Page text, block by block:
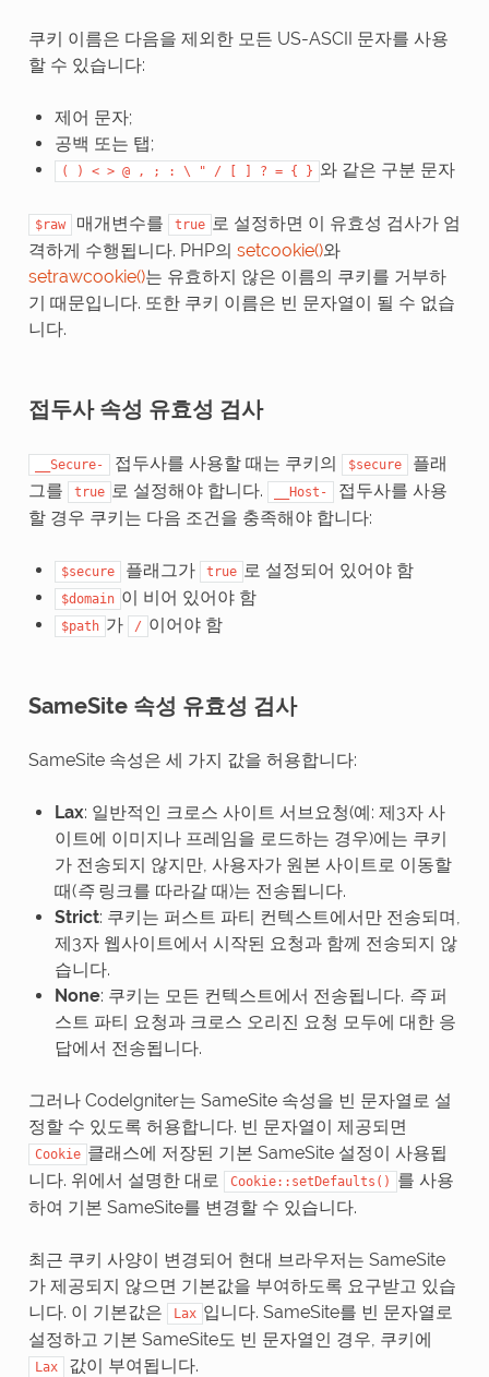
쿠키 이름은 다음을 제외한 모든 US-ASCII 문자를 사용
할 수 있습니다:
제어 문자;
공백 또는 탭;
( ) < > @ , ; : \ " / [ ] ? = { } 와 같은 구분 문자
$raw 매개변수를 true 로 설정하면 이 유효성 검사가 엄
격하게 수행됩니다. PHP의 setcookie()와
setrawcookie()는 유효하지 않은 이름의 쿠키를 거부하
기 때문입니다. 또한 쿠키 이름은 빈 문자열이 될 수 없습
니다.
접두사 속성 유효성 검사
__Secure- 접두사를 사용할 때는 쿠키의 $secure
플래
그를
true 로 설정해야 합니다. __Host-
접두사를 사용
할 경우 쿠키는 다음 조건을 충족해야 합니다:
$secure 플래그가 true 로 설정되어 있어야 함
$domain 이 비어 있어야 함
$path 가 / 이어야 함
SameSite 속성 유효성 검사
SameSite 속성은 세 가지 값을 허용합니다:
Lax: 일반적인 크로스 사이트 서브요청(예: 제3자 사
이트에 이미지나 프레임을 로드하는 경우)에는 쿠키
가 전송되지 않지만, 사용자가 원본 사이트로 이동할
때(즉링크를 따라갈 때)는 전송됩니다.
Strict: 쿠키는 퍼스트 파티 컨텍스트에서만 전송되며,
제3자 웹사이트에서 시작된 요청과 함께 전송되지 않
습니다.
None: 쿠키는 모든 컨텍스트에서 전송됩니다. 즉퍼
스트 파티 요청과 크로스 오리진 요청 모두에 대한 응
답에서 전송됩니다.
그러나 CodeIgniter는 SameSite 속성을 빈 문자열로 설
정할 수 있도록 허용합니다. 빈 문자열이 제공되면
Cookie 클래스에 저장된 기본 SameSite 설정이 사용됩
니다. 위에서 설명한 대로
Cookie::setDefaults()
를 사용
하여 기본 SameSite를 변경할 수 있습니다.
최근 쿠키 사양이 변경되어 현대 브라우저는 SameSite
가 제공되지 않으면 기본값을 부여하도록 요구받고 있습
니다. 이 기본값은
Lax 입니다. SameSite를 빈 문자열로
설정하고 기본 SameSite도 빈 문자열인 경우, 쿠키에
Lax 값이 부여됩니다.